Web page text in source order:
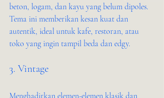
beton, logam, dan kayu yang belum dipoles.
Tema ini memberikan kesan kuat dan
autentik, ideal untuk kafe, restoran, atau
toko yang ingin tampil beda dan edgy.
3. Vintage
Menghadirkan elemen-elemen klasik dan